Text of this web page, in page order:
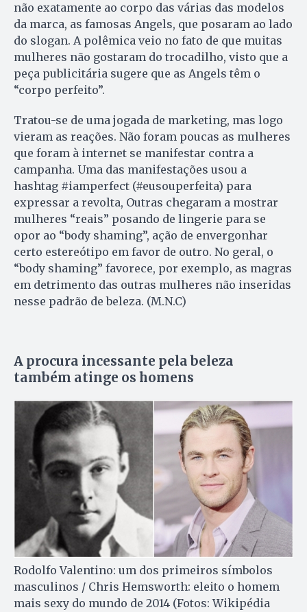
não exatamente ao corpo das várias das modelos
da marca, as famosas Angels, que posaram ao lado
do slogan. A polêmica veio no fato de que muitas
mulheres não gostaram do trocadilho, visto que a
peça publicitária sugere que as Angels têm o
“corpo perfeito”.
Tratou-se de uma jogada de marketing, mas logo
vieram as reações. Não foram poucas as mulheres
que foram à internet se manifestar contra a
campanha. Uma das manifestações usou a
hashtag #iamperfect (#eusouperfeita) para
expressar a revolta, Outras chegaram a mostrar
mulheres “reais” posando de lingerie para se
opor ao “body shaming”, ação de envergonhar
certo estereótipo em favor de outro. No geral, o
“body shaming” favorece, por exemplo, as magras
em detrimento das outras mulheres não inseridas
nesse padrão de beleza. (M.N.C)
A procura incessante pela beleza
também atinge os homens
Rodolfo Valentino: um dos primeiros símbolos
masculinos / Chris Hemsworth: eleito o homem
mais sexy do mundo de 2014 (Fotos: Wikipédia